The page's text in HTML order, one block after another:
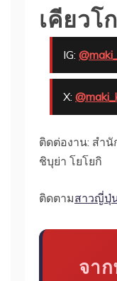
เคียวโ
IG:
X:
ติดต่องาน: สำนั
ชิบุย่า โยโยกิ
ติดตามสาวญี่ปุ่
จา